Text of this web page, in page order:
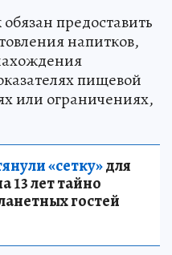
предоставить
напитков,
пищевой
или ограничениях,
«сетку»для
13 лет тайно
гостей